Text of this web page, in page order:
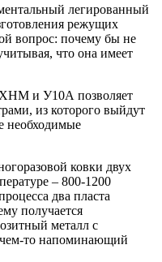
легированный
режущих
вопрос: почему бы не
что она имеет
и У10А позволяет
из которого выйдут
необходимые
ковки двух
– 800-1200
два пласта
получается
металл с
то напоминающий